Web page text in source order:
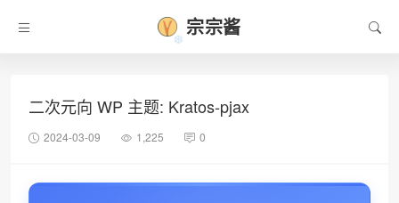
宗宗酱
二次元向 WP 主题: Kratos-pjax
2024-03-09 1,225 0